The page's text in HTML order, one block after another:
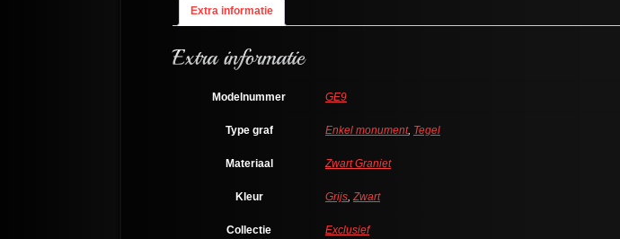
Extra informatie
Modelnummer GE9
Type graf Enkel monument, Tegel
Materiaal Zwart Graniet
Kleur Grijs,Zwart
Collectie Exclusief